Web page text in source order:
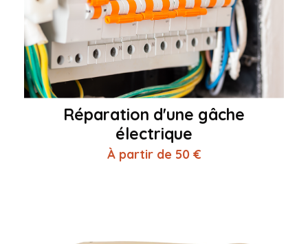
Réparation d'une gâche
électrique
À partir de 50 €